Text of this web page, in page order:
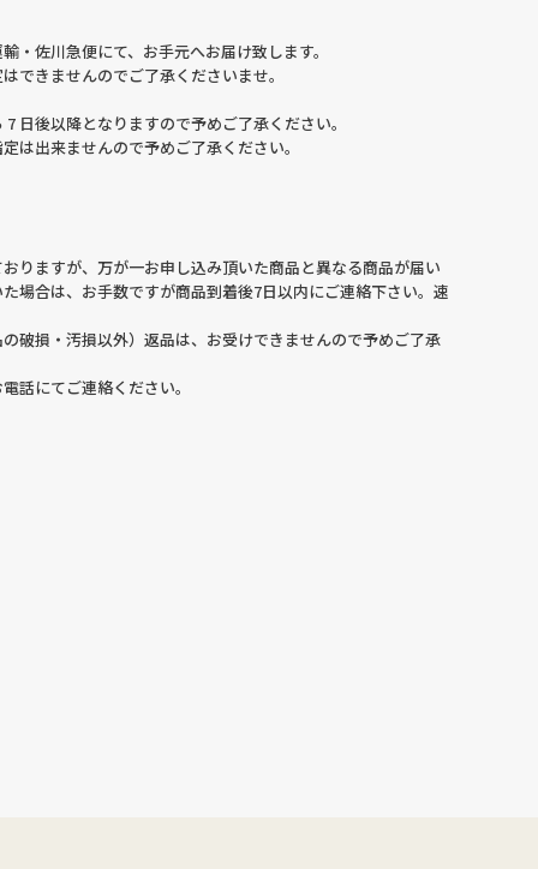
・佐川急便にて、お手元へお届け致します。
できませんのでご了承くださいませ。
日後以降となりますので予めご了承ください。
は出来ませんので予めご了承ください。
りますが、万が一お申し込み頂いた商品と異なる商品が届い
場合は、お手数ですが商品到着後7日以内にご連絡下さい。速
破損・汚損以外）返品は、お受けできませんので予めご了承
話にてご連絡ください。